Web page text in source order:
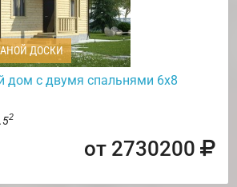
ДОСКИ
дом с двумя спальнями 6х8
2
от 2730200